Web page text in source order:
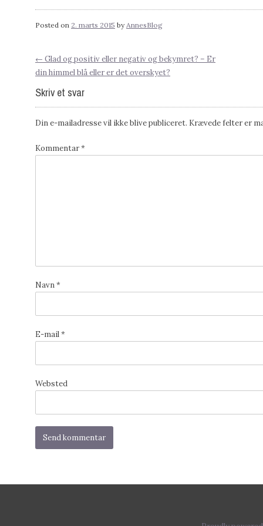
Posted on 2. marts 2015 byAnnesBlog
Post
navigation
← Glad og positiv eller negativ og bekymret? – Er
din himmel blå eller er det overskyet?
Skriv et svar
Din e-mailadresse vil ikke blive publiceret. Krævede felter er
Kommentar*
Navn*
E-mail*
Websted